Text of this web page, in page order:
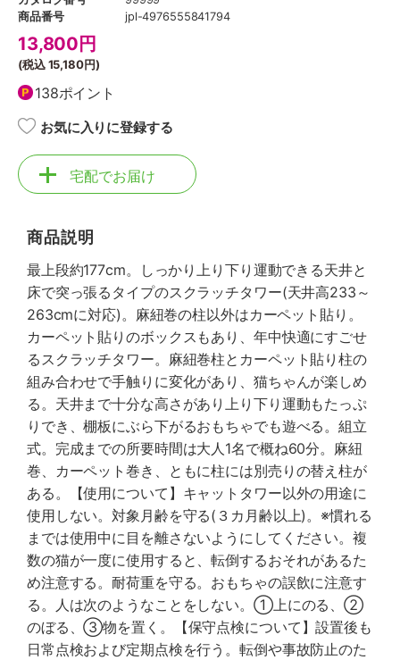
商品番号
jpl-4976555841794
13,800 円
(税込15,180円)
138ポイント
お気に入りに登録する
宅配でお届け
商品説明
最上段約177cm。しっかり上り下り運動できる天井と
床で突っ張るタイプのスクラッチタワー(天井高233～
263cmに対応)。麻紐巻の柱以外はカーペット貼り。
カーペット貼りのボックスもあり、年中快適にすごせ
るスクラッチタワー。麻紐巻柱とカーペット貼り柱の
組み合わせで手触りに変化があり、猫ちゃんが楽しめ
る。天井まで十分な高さがあり上り下り運動もたっぷ
りでき、棚板にぶら下がるおもちゃでも遊べる。組立
式。完成までの所要時間は大人1名で概ね60分。麻紐
巻、カーペット巻き、ともに柱には別売りの替え柱が
ある。【使用について】キャットタワー以外の用途に
使用しない。対象月齢を守る(３カ月齢以上)。※慣れる
までは使用中に目を離さないようにしてください。複
数の猫が一度に使用すると、転倒するおそれがあるた
め注意する。耐荷重を守る。おもちゃの誤飲に注意す
る。人は次のようなことをしない。①上にのる、②
のぼる、③物を置く。【保守点検について】設置後も
日常点検および定期点検を行う。転倒や事故防止のた